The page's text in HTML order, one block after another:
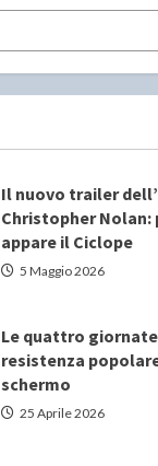
Il nuovo trailer
Christopher Nolan:
appare il Ciclope
5 Maggio 2026
Le quattro
resistenza
schermo
25 Aprile 2026